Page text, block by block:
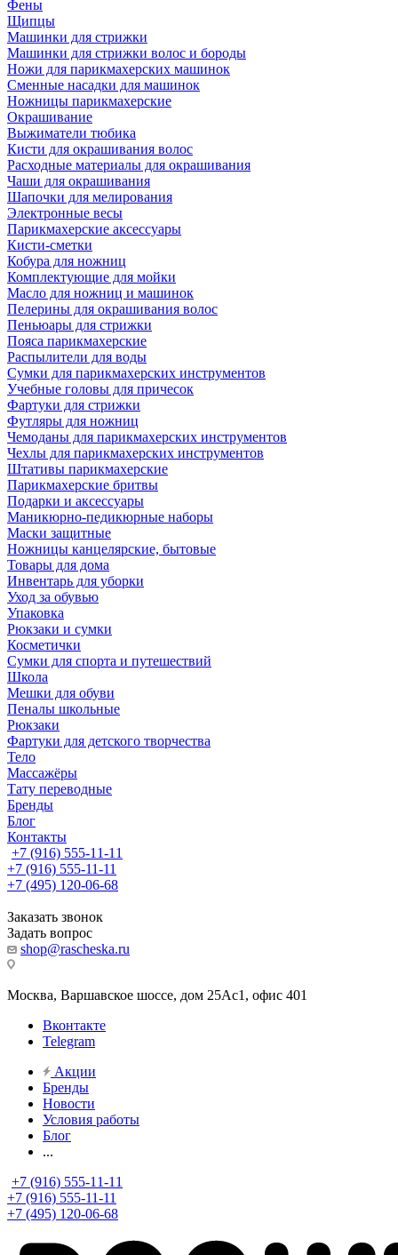
Фены
Щипцы
Машинки для стрижки
Машинки для стрижки волос и бороды
Ножи для парикмахерских машинок
Сменные насадки для машинок
Ножницы парикмахерские
Окрашивание
Выжиматели тюбика
Кисти для окрашивания волос
Расходные материалы для окрашивания
Чаши для окрашивания
Шапочки для мелирования
Электронные весы
Парикмахерские аксессуары
Кисти-сметки
Кобура для ножниц
Комплектующие для мойки
Масло для ножниц и машинок
Пелерины для окрашивания волос
Пеньюары для стрижки
Пояса парикмахерские
Распылители для воды
Сумки для парикмахерских инструментов
Учебные головы для причесок
Фартуки для стрижки
Футляры для ножниц
Чемоданы для парикмахерских инструментов
Чехлы для парикмахерских инструментов
Штативы парикмахерские
Парикмахерские бритвы
Подарки и аксессуары
Маникюрно-педикюрные наборы
Маски защитные
Ножницы канцелярские, бытовые
Товары для дома
Инвентарь для уборки
Уход за обувью
Упаковка
Рюкзаки и сумки
Косметички
Сумки для спорта и путешествий
Школа
Мешки для обуви
Пеналы школьные
Рюкзаки
Фартуки для детского творчества
Тело
Массажёры
Тату переводные
Бренды
Блог
Контакты
+7 (916) 555-11-11
+7 (916) 555-11-11
+7 (495) 120-06-68
Заказать звонок
Задать вопрос
shop@rascheska.ru
Москва, Варшавское шоссе, дом 25Аc1, офис 401
Вконтакте
Telegram
Акции
Бренды
Новости
Условия работы
Блог
...
+7 (916) 555-11-11
+7 (916) 555-11-11
+7 (495) 120-06-68